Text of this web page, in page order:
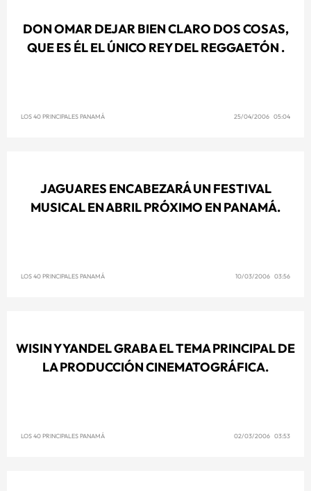
DON OMAR DEJAR BIEN CLARO DOS COSAS,
QUE ES ÉL EL ÚNICO REY DEL REGGAETÓN .
LOS 40 PRINCIPALES PANAMÁ 25/04/2006 05:04
JAGUARES ENCABEZARÁ UN FESTIVAL
MUSICAL EN ABRIL PRÓXIMO EN PANAMÁ.
LOS 40 PRINCIPALES PANAMÁ 10/03/2006 03:56
WISIN Y YANDEL GRABA EL TEMA PRINCIPAL DE
LA PRODUCCIÓN CINEMATOGRÁFICA.
LOS 40 PRINCIPALES PANAMÁ 02/03/2006 03:53